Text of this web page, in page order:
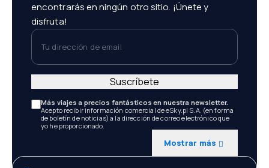
encontrarás en ningún otro sitio. ¡Únete y
disfruta!
Tu dirección de email
Más viajes a precios fantásticos en nuestra newsletter.
Acepto recibir información comercial de eSky.pl S.A. (en forma
de boletín de noticias) a la dirección de correo electrónico que
yo he proporcionado.
Mostrar más
Suscríbete